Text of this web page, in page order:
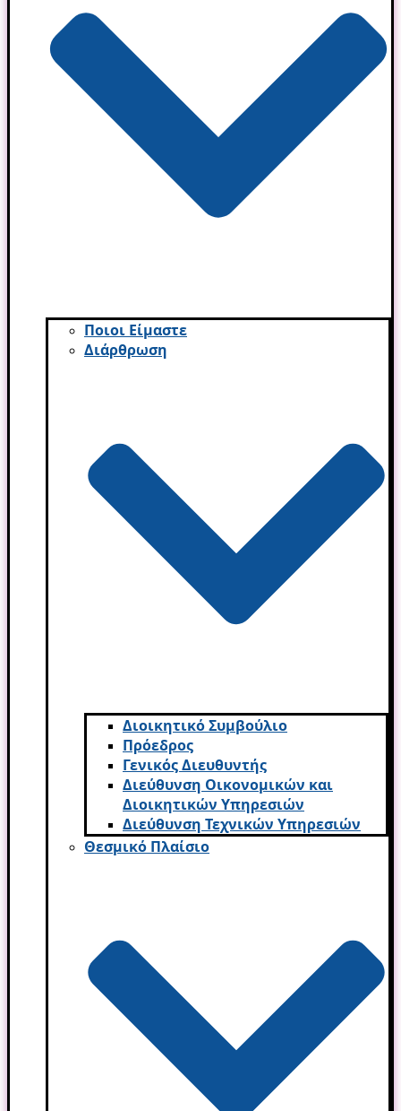
Ποιοι Είμαστε
Διάρθρωση
Διοικητικό Συμβούλιο
Πρόεδρος
Γενικός Διευθυντής
Διεύθυνση Οικονομικών και
Διοικητικών Υπηρεσι­ών
Διεύθυνση Τεχνικών Υπηρεσιών
Θεσμικό Πλαίσιο